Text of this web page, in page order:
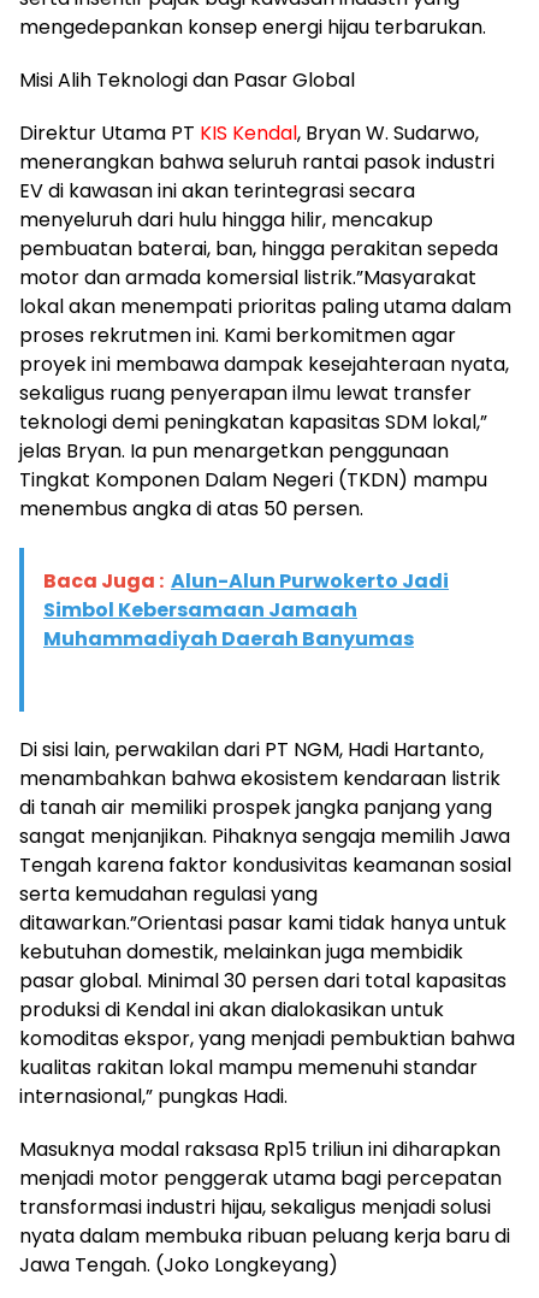
mengedepankan konsep energi hijau terbarukan.
​Misi Alih Teknologi dan Pasar Global
​Direktur Utama PT KIS Kendal, Bryan W. Sudarwo,
menerangkan bahwa seluruh rantai pasok industri
EV di kawasan ini akan terintegrasi secara
menyeluruh dari hulu hingga hilir, mencakup
pembuatan baterai, ban, hingga perakitan sepeda
motor dan armada komersial listrik.​”Masyarakat
lokal akan menempati prioritas paling utama dalam
proses rekrutmen ini. Kami berkomitmen agar
proyek ini membawa dampak kesejahteraan nyata,
sekaligus ruang penyerapan ilmu lewat transfer
teknologi demi peningkatan kapasitas SDM lokal,”
jelas Bryan. Ia pun menargetkan penggunaan
Tingkat Komponen Dalam Negeri (TKDN) mampu
menembus angka di atas 50 persen.
Baca Juga : Alun-Alun Purwokerto Jadi
Simbol Kebersamaan Jamaah
Muhammadiyah Daerah Banyumas
​Di sisi lain, perwakilan dari PT NGM, Hadi Hartanto,
menambahkan bahwa ekosistem kendaraan listrik
di tanah air memiliki prospek jangka panjang yang
sangat menjanjikan. Pihaknya sengaja memilih Jawa
Tengah karena faktor kondusivitas keamanan sosial
serta kemudahan regulasi yang
ditawarkan.”Orientasi pasar kami tidak hanya untuk
kebutuhan domestik, melainkan juga membidik
pasar global. Minimal 30 persen dari total kapasitas
produksi di Kendal ini akan dialokasikan untuk
komoditas ekspor, yang menjadi pembuktian bahwa
kualitas rakitan lokal mampu memenuhi standar
internasional,” pungkas Hadi.
​Masuknya modal raksasa Rp15 triliun ini diharapkan
menjadi motor penggerak utama bagi percepatan
transformasi industri hijau, sekaligus menjadi solusi
nyata dalam membuka ribuan peluang kerja baru di
Jawa Tengah. (Joko Longkeyang)